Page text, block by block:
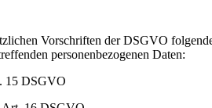
Vorschriften der DSGVO
personenbezogenen Daten:
15 DSGVO